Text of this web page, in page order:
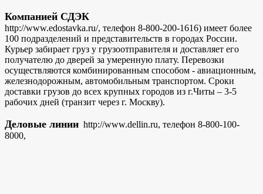
Компанией СДЭК
http://www.edostavka.ru/, телефон 8-800-200-1616) имеет более
100 подразделений и представительств в городах России.
Курьер забирает груз у грузоотправителя и доставляет его
получателю до дверей за умеренную плату. Перевозки
осуществляются комбинированным способом - авиационным,
железнодорожным, автомобильным транспортом. Сроки
доставки грузов до всех крупных городов из г.Читы – 3-5
рабочих дней (транзит через г. Москву).
Деловые линии http://www.dellin.ru, телефон 8-800-100-
8000,